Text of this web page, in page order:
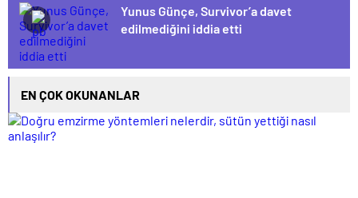
Yunus Günçe, Survivor’a davet
edilmediğini iddia etti
EN ÇOK OKUNANLAR